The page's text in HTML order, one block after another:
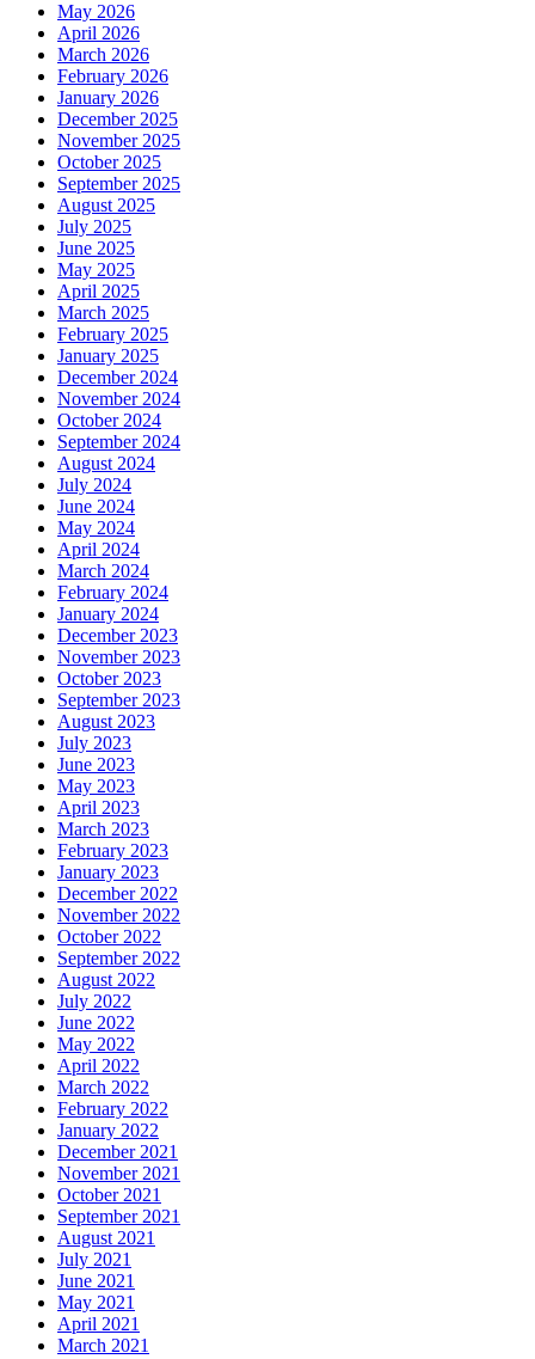
May 2026
April 2026
March 2026
February 2026
January 2026
December 2025
November 2025
October 2025
September 2025
August 2025
July 2025
June 2025
May 2025
April 2025
March 2025
February 2025
January 2025
December 2024
November 2024
October 2024
September 2024
August 2024
July 2024
June 2024
May 2024
April 2024
March 2024
February 2024
January 2024
December 2023
November 2023
October 2023
September 2023
August 2023
July 2023
June 2023
May 2023
April 2023
March 2023
February 2023
January 2023
December 2022
November 2022
October 2022
September 2022
August 2022
July 2022
June 2022
May 2022
April 2022
March 2022
February 2022
January 2022
December 2021
November 2021
October 2021
September 2021
August 2021
July 2021
June 2021
May 2021
April 2021
March 2021